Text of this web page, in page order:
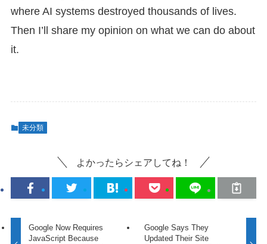
where AI systems destroyed thousands of lives.
Then I’ll share my opinion on what we can do about
it.
未分類
よかったらシェアしてね！
Google Now Requires
JavaScript Because
Google Says They
Updated Their Site